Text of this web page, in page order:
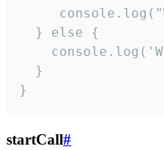
  } else {
  }
}
startCall#